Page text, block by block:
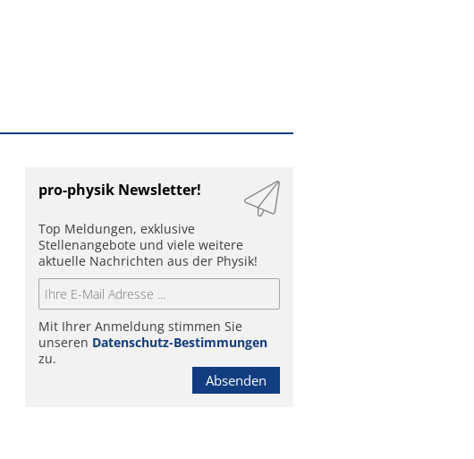
pro-physik Newsletter!
Top Meldungen, exklusive
Stellenangebote und viele weitere
aktuelle Nachrichten aus der Physik!
Mit Ihrer Anmeldung stimmen Sie
unseren Datenschutz-Bestimmungen
zu.
Absenden